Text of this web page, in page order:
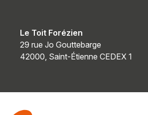
Le Toit Forézien
29 rue Jo Gouttebarge
42000, Saint-Étienne CEDEX 1